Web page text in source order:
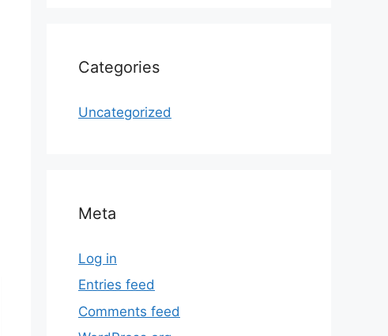
Categories
Uncategorized
Meta
Log in
Entries feed
Comments feed